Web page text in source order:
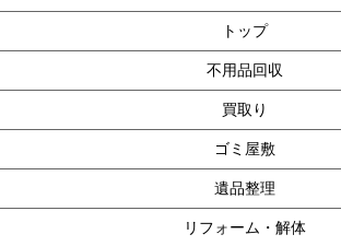
トップ
不用品回収
買取り
ゴミ屋敷
遺品整理
リフォーム・解体